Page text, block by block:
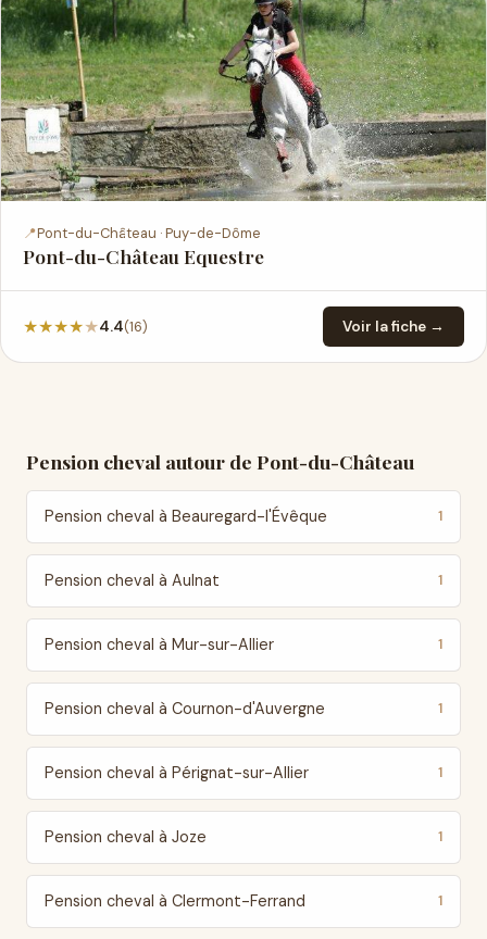
📍Pont-du-Château · Puy-de-Dôme
Pont-du-Château Equestre
★★★★★4.4(16) Voir la fiche →
Pension cheval autour de Pont-du-Château
Pension cheval à Beauregard-l'Évêque 1
Pension cheval à Aulnat 1
Pension cheval à Mur-sur-Allier 1
Pension cheval à Cournon-d'Auvergne 1
Pension cheval à Pérignat-sur-Allier 1
Pension cheval à Joze 1
Pension cheval à Clermont-Ferrand 1